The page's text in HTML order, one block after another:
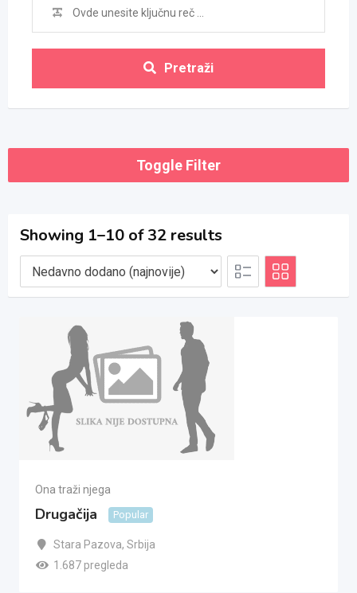
Pretraži
Toggle Filter
Showing 1–10 of 32 results
Ona traži njega
Drugačija Popular
Stara Pazova, Srbija
1.687 pregleda